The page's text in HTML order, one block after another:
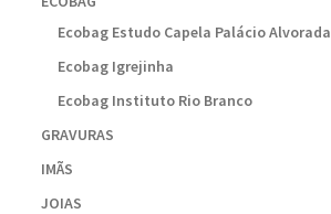
Ecobag Estudo Capela Palácio Alvorada
Ecobag Igrejinha
Ecobag Instituto Rio Branco
GRAVURAS
IMÃS
JOIAS